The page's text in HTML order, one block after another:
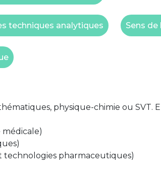
techniques analytiques Sens de
physique-chimie ou SVT.
médicale)
pharmaceutiques)